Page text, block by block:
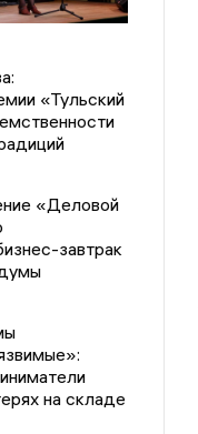
«Тульский
«Деловой
завтрак
на складе